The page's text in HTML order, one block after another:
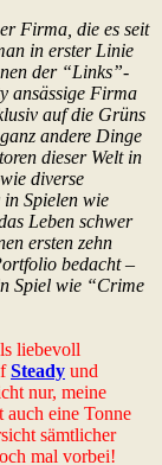
Firma, die es seit
in erster Linie
der “Links”-
ansässige Firma
auf die Grüns
andere Dinge
dieser Welt in
diverse
Spielen wie
Leben schwer
ersten zehn
bedacht –
Spiel wie “Crime
liebevoll
Steady und
nur, meine
auch eine Tonne
sämtlicher
mal vorbei!